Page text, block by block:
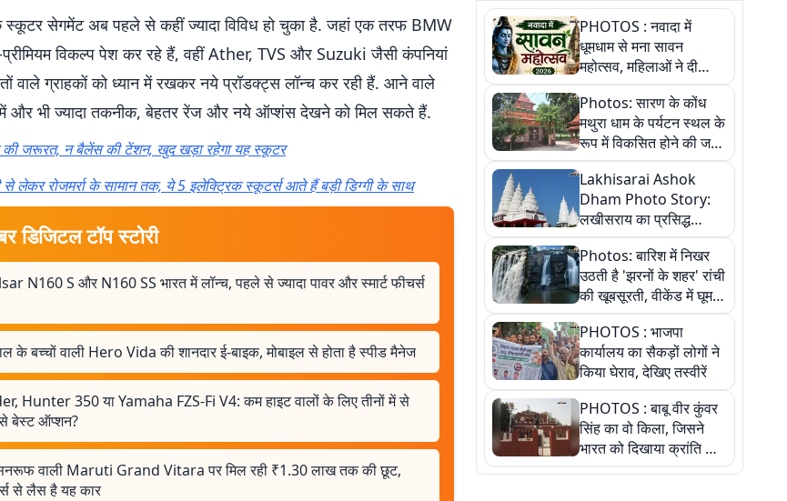
स्कूटर सेगमेंट अब पहले से कहीं ज्यादा विविध हो चुका है. जहां एक तरफ BMW
विकल्प पेश कर रहे हैं, वहीं Ather, TVS और Suzuki जैसी कंपनियां
ग्राहकों को ध्यान में रखकर नये प्रॉडक्ट्स लॉन्च कर रही हैं. आने वाले
में और भी ज्यादा तकनीक, बेहतर रेंज और नये ऑप्शंस देखने को मिल सकते हैं.
जरूरत, न बैलेंस की टेंशन, खुद खड़ा रहेगा यह स्कूटर
से लेकर रोजमर्रा के सामान तक, ये 5 इलेक्ट्रिक स्कूटर्स आते हैं बड़ी डिग्गी के साथ
डिजिटल टॉप स्टोरी
N160 S और N160 SS भारत में लॉन्च, पहले से ज्यादा पावर और स्मार्ट फीचर्स
के बच्चों वाली Hero Vida की शानदार ई-बाइक, मोबाइल से होता है स्पीड मैनेज
Hunter 350 या Yamaha FZS-Fi V4: कम हाइट वालों के लिए तीनों में से
बेस्ट ऑप्शन?
वाली Maruti Grand Vitara पर मिल रही ₹1.30 लाख तक की छूट,
से लैस है यह कार
PHOTOS : नवादा में
धूमधाम से मना सावन
महोत्सव, महिलाओं ने दी
सांस्कृतिक प्रस्तुतियां
Photos: सारण के कोंध
मथुरा धाम के पर्यटन स्थल के
रूप में विकसित होने की जगी
आस, 9 तस्वीरों में देखें पूरी
कहानी
Lakhisarai Ashok
Dham Photo Story:
लखीसराय का प्रसिद्ध
अशोक धाम—आस्था,
श्रृंगार, अनुष्ठान और
अलौकिक संध्या आरती के
विहंगम दृश्य
Photos: बारिश में निखर
उठती है 'झरनों के शहर' रांची
की खूबसूरती, वीकेंड में घूम
आएं ये 5 वादियां
PHOTOS : भाजपा
कार्यालय का सैकड़ों लोगों ने
किया घेराव, देखिए तस्वीरें
PHOTOS : बाबू वीर कुंवर
सिंह का वो किला, जिसने
भारत को दिखाया क्रांति का
रास्ता: तस्वीरों में देखिए